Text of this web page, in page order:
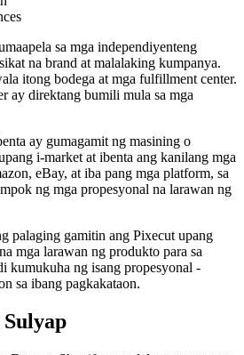
sa mga independiyenteng
na brand at malalaking kumpanya.
itong bodega at mga fulfillment center.
ay direktang bumili mula sa mga
ay gumagamit ng masining o
i-market at ibenta ang kanilang mga
eBay, at iba pang mga platform, sa
ng mga propesyonal na larawan ng
palaging gamitin ang Pixecut upang
mga larawan ng produkto para sa
kumukuha ng isang propesyonal -
sa ibang pagkakataon.
Sulyap